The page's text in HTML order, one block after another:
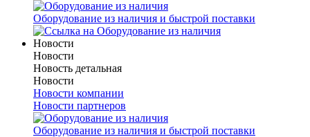
Оборудование из наличия и быстрой поставки
Новости
Новости
Новость детальная
Новости
Новости компании
Новости партнеров
Оборудование из наличия и быстрой поставки